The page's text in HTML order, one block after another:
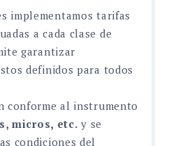
implementamos tarifas
a cada clase de
garantizar
definidos para todos
conforme al instrumento
micros, etc. y se
condiciones del